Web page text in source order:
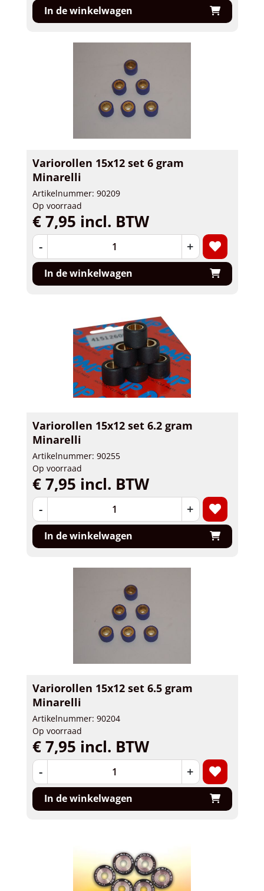
In de winkelwagen
Variorollen 15x12 set 6 gram
Minarelli
Artikelnummer: 90209
Op voorraad
€ 7,95 incl. BTW
- +
In de winkelwagen
Variorollen 15x12 set 6.2 gram
Minarelli
Artikelnummer: 90255
Op voorraad
€ 7,95 incl. BTW
- +
In de winkelwagen
Variorollen 15x12 set 6.5 gram
Minarelli
Artikelnummer: 90204
Op voorraad
€ 7,95 incl. BTW
- +
In de winkelwagen